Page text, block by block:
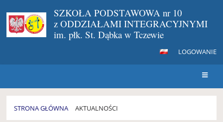
SZKOŁA PODSTAWOWA nr 10
z ODDZIAŁAMI INTEGRACYJNYMI
im. płk. St. Dąbka w Tczewie
LOGOWANIE
STRONA GŁÓWNA AKTUALNOŚCI